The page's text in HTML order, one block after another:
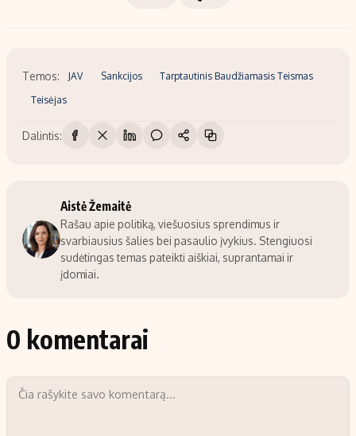
Temos: JAV Sankcijos Tarptautinis Baudžiamasis Teismas
Teisėjas
Dalintis:
Aistė Žemaitė
Rašau apie politiką, viešuosius sprendimus ir
svarbiausius šalies bei pasaulio įvykius. Stengiuosi
sudėtingas temas pateikti aiškiai, suprantamai ir
įdomiai.
0 komentarai